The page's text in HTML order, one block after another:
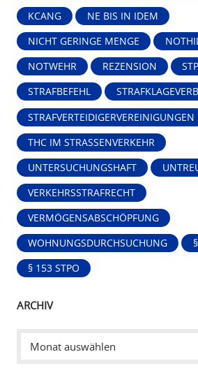
KCANG NE BIS IN IDEM
NICHT GERINGE MENGE
NOTWEHR REZENSION
STRAFBEFEHL
STRAFVERTEIDIGERVEREINIGUNGEN
THC IM STRASSENVERKEHR
UNTERSUCHUNGSHAFT
VERKEHRSSTRAFRECHT
VERMÖGENSABSCHÖPFUNG
WOHNUNGSDURCHSUCHUNG
§ 153 STPO
ARCHIV